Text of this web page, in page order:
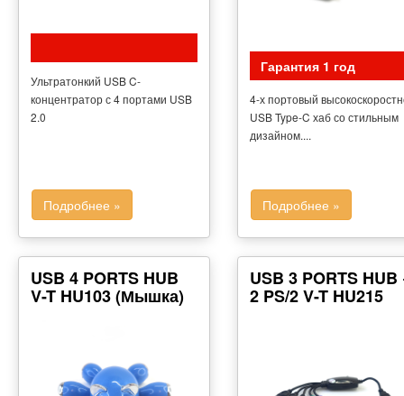
Ультратонкий USB C-
концентратор с 4 портами USB
2.0
Подробнее »
Гарантия 1 год
4-х портовый
USB Type-C хаб со стильным
дизайном....
Подробнее »
USB 4 PORTS HUB
V-T HU103 (Мышка)
USB 3 PORTS HUB
2 PS/2 V-T HU215